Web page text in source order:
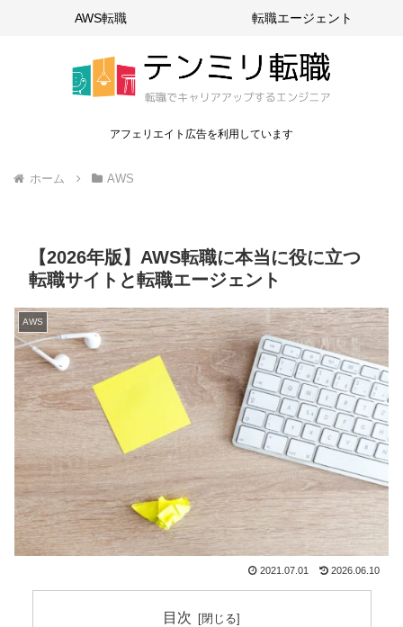
アフェリエイト広告を利用しています
AWS転職 転職エージェント
ホーム AWS
【2026年版】AWS転職に本当に役に立つ
転職サイトと転職エージェント
AWS
2021.07.01 2026.06.10
目次